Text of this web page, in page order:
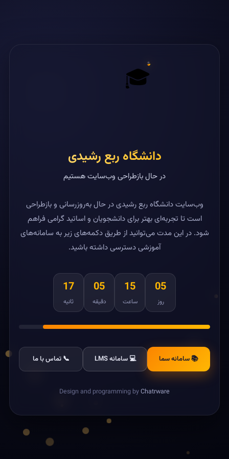
🎓
دانشگاه ربع رشیدی
در حال بازطراحی وب‌سایت هستیم
وب‌سایت دانشگاه ربع رشیدی در حال به‌روزرسانی و بازطراحی
است تا تجربه‌ای بهتر برای دانشجویان و اساتید گرامی فراهم
شود. در این مدت می‌توانید از طریق دکمه‌های زیر به سامانه‌های
آموزشی دسترسی داشته باشید.
05
روز
15
ساعت
05
دقیقه
17
ثانیه
📚 سامانه سما 💻 سامانه LMS 📞 تماس با ما
Design and programming byChatrware